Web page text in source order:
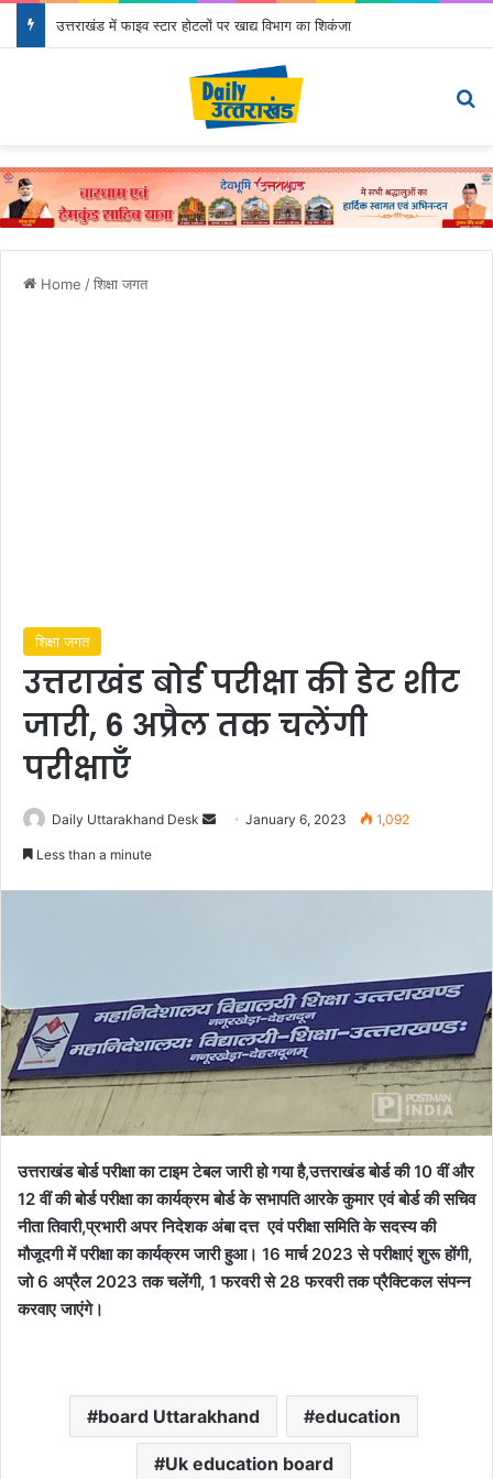
उत्तराखंड में फाइव स्टार होटलों पर खाद्य विभाग का शिकंजा
Home /शिक्षा जगत
शिक्षा जगत
उत्तराखंड बोर्ड परीक्षा की डेट शीट
जारी, 6 अप्रैल तक चलेंगी
परीक्षाएँ
Daily Uttarakhand Desk
m
a
i
l
January 6, 2023 1,092
Less than a minute
उत्तराखंड बोर्ड परीक्षा का टाइम टेबल जारी हो गया है,उत्तराखंड बोर्ड की 10 वीं और
12 वीं की बोर्ड परीक्षा का कार्यक्रम बोर्ड के सभापति आरके कुमार एवं बोर्ड की सचिव
नीता तिवारी,प्रभारी अपर निदेशक अंबा दत्त एवं परीक्षा समिति के सदस्य की
मौजूदगी में परीक्षा का कार्यक्रम जारी हुआ। 16 मार्च 2023 से परीक्षाएं शुरू होंगी,
जो6 अप्रैल 2023 तक चलेंगी, 1 फरवरी से 28 फरवरी तक प्रैक्टिकल संपन्न
करवाए जाएंगे।
board Uttarakhand education
Uk education board